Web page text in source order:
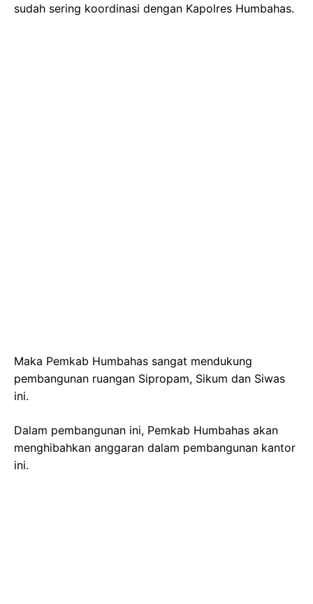
sudah sering koordinasi dengan Kapolres Humbahas.
Maka Pemkab Humbahas sangat mendukung
pembangunan ruangan Sipropam, Sikum dan Siwas
ini.
Dalam pembangunan ini, Pemkab Humbahas akan
menghibahkan anggaran dalam pembangunan kantor
ini.